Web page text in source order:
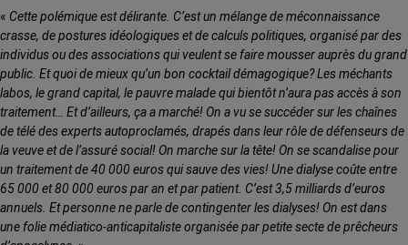
« Cette polémique est délirante. C’est un mélange de méconnaissance
crasse, de postures idéologiques et de calculs politiques, organisé par des
individus ou des associations qui veulent se faire mousser auprès du grand
public. Et quoi de mieux qu’un bon cocktail démagogique? Les méchants
labos, le grand capital, le pauvre malade qui bientôt n’aura pas accès à son
traitement… Et d’ailleurs, ça a marché! On a vu se succéder sur les chaînes
de télé des experts autoproclamés, drapés dans leur rôle de défenseurs de
la veuve et de l’assuré social! On marche sur la tête! On se scandalise pour
un traitement de 40 000 euros qui sauve des vies! Une dialyse coûte entre
65 000 et 80 000 euros par an et par patient. C’est 3,5 milliards d’euros
annuels. Et personne ne parle de contingenter les dialyses! On est dans
une folie médiatico-anticapitaliste organisée par petite secte de prêcheurs